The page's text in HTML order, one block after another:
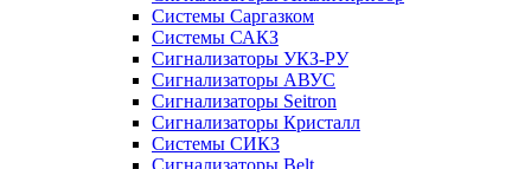
Системы Саргазком
Системы САКЗ
Сигнализаторы УКЗ-РУ
Сигнализаторы АВУС
Сигнализаторы Seitron
Сигнализаторы Кристалл
Системы СИКЗ
Сигнализаторы Belt